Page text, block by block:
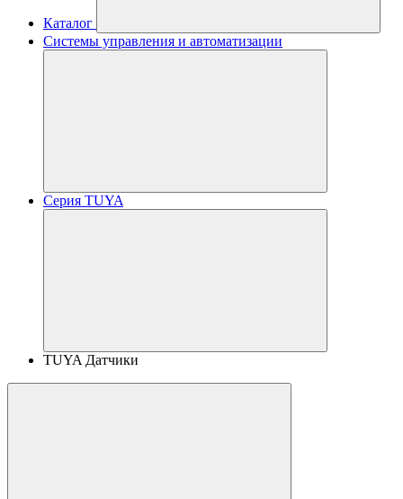
Каталог
Системы управления и автоматизации
Серия TUYA
TUYA Датчики